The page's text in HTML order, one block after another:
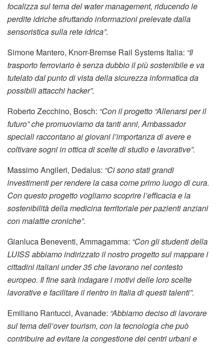
focalizza sul tema del water management, riducendo le
perdite idriche sfruttando informazioni prelevate dalla
sensoristica sulla rete idrica”.
Simone Mantero, Knorr-Bremse Rail Systems Italia: “Il
trasporto ferroviario è senza dubbio il più sostenibile e va
tutelato dal punto di vista della sicurezza informatica da
possibili attacchi hacker”.
Roberto Zecchino, Bosch: “Con il progetto “Allenarsi per il
futuro” che promuoviamo da tanti anni, Ambassador
speciali raccontano ai giovani l’importanza di avere e
coltivare sogni in ottica di scelte di studio e lavorative”.
Massimo Angileri, Dedalus: “Ci sono stati grandi
investimenti per rendere la casa come primo luogo di cura.
Con questo progetto vogliamo scoprire l’efficacia e la
sostenibilità della medicina territoriale per pazienti anziani
con malattie croniche”.
Gianluca Beneventi, Ammagamma: “Con gli studenti della
LUISS abbiamo indirizzato il nostro progetto sul mappare i
cittadini italiani under 35 che lavorano nel contesto
europeo. Il fine sarà indagare i motivi delle loro scelte
lavorative e facilitare il rientro in Italia di questi talenti”.
Emiliano Rantucci, Avanade: “Abbiamo deciso di lavorare
sul tema dell’over tourism, con la tecnologia che può
contribuire ad evitare la congestione dei centri urbani e